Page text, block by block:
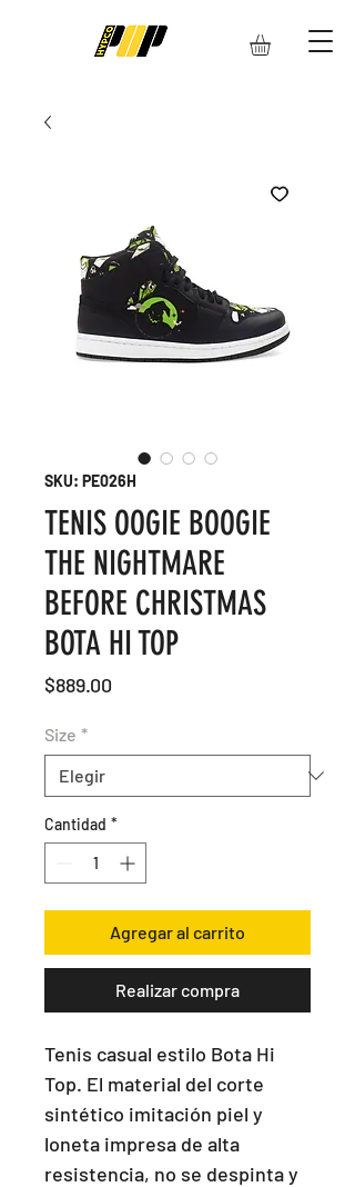
SKU: PE026H
TENIS OOGIE BOOGIE
THE NIGHTMARE
BEFORE CHRISTMAS
BOTA HI TOP
$889.00
Size *
Cantidad *
Agregar al carrito
Realizar compra
Tenis casual estilo Bota Hi
Top. El material del corte
sintético imitación piel y
loneta impresa de alta
resistencia, no se despinta y